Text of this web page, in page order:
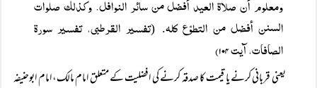
ومعلوم أن صلاة العيد أفضل من سائر النوافل. وكذلك صلوات
السنن أفضل من التطوّع كله. (تفسیر القرطبی، تفسیر سورۃ
الصافات، آیت ۱۰۴)
یعنی قربانی کرنے یا قیمت کا صدقہ کرنے کی افضلیت کے متعلق امام مالک، امام ابوحنیفہ